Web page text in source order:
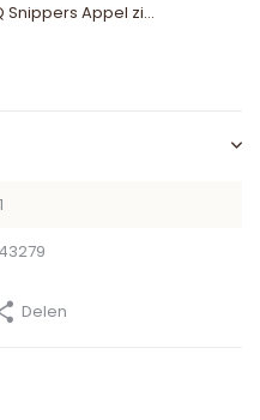
Appel zi...
Delen